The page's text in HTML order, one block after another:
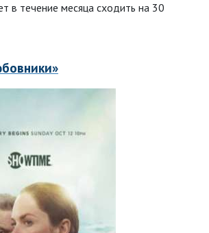
в течение месяца сходить на 30